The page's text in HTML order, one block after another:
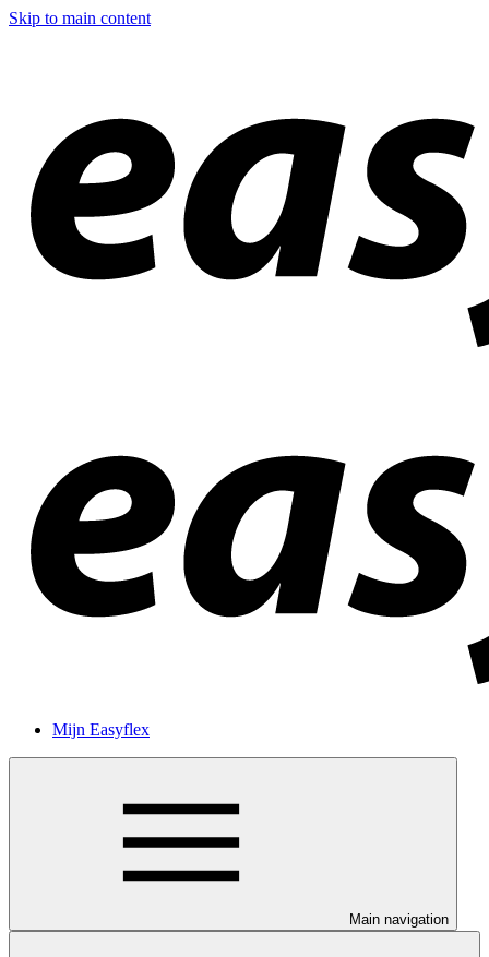
Skip to main content
Mijn Easyflex
Main navigation